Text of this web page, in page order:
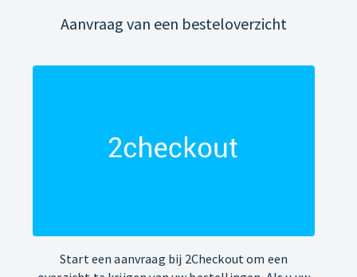
Aanvraag van een besteloverzicht
Start een aanvraag bij 2Checkout om een